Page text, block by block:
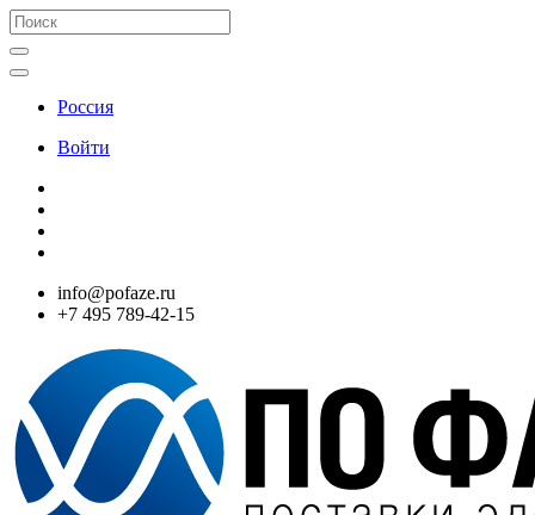
Россия
Войти
info@pofaze.ru
+7 495 789-42-15